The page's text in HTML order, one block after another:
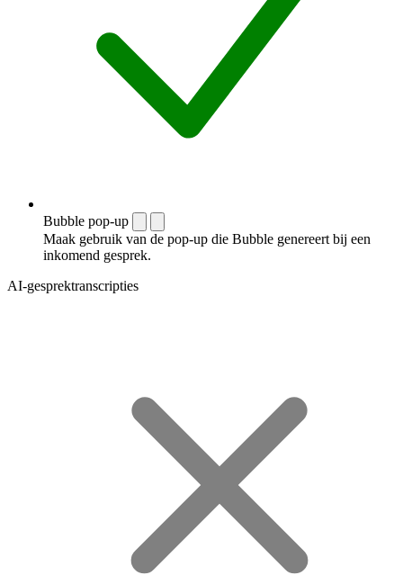
Bubble pop-up
Maak gebruik van de pop-up die Bubble genereert bij een
inkomend gesprek.
AI-gesprektranscripties